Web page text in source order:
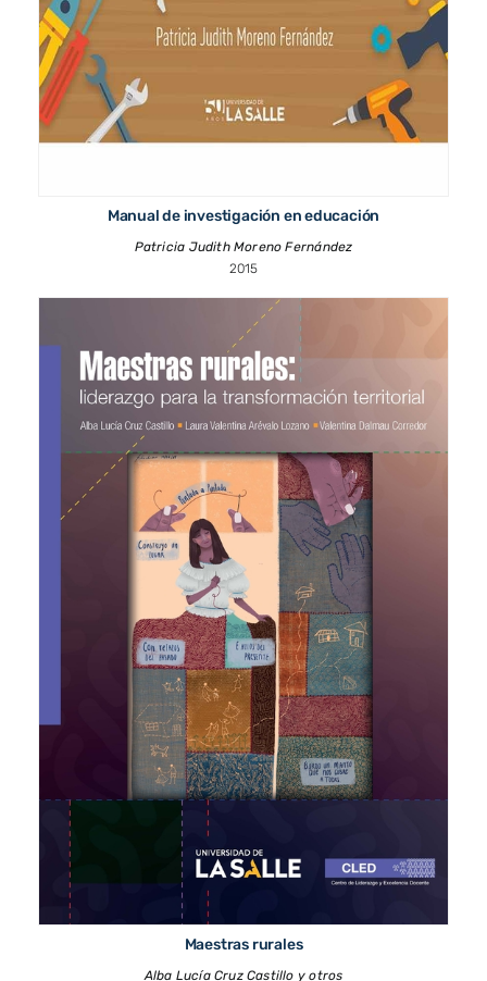
Manual de investigación en educación
Patricia Judith Moreno Fernández
2015
Maestras rurales
Alba Lucía Cruz Castillo y otros